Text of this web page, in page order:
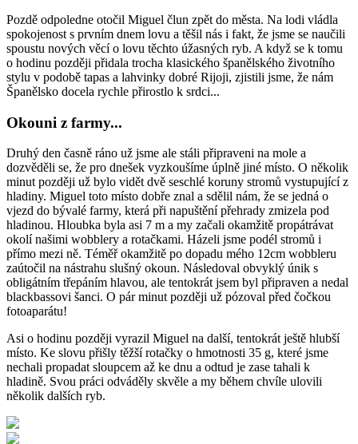
Pozdě odpoledne otočil Miguel člun zpět do města. Na lodi vládla
spokojenost s prvním dnem lovu a těšil nás i fakt, že jsme se naučili
spoustu nových věcí o lovu těchto úžasných ryb. A když se k tomu
o hodinu později přidala trocha klasického španělského životního
stylu v podobě tapas a lahvinky dobré Rijoji, zjistili jsme, že nám
Španělsko docela rychle přirostlo k srdci...
Okouni z farmy...
Druhý den časně ráno už jsme ale stáli připraveni na mole a
dozvěděli se, že pro dnešek vyzkoušíme úplně jiné místo. O několik
minut později už bylo vidět dvě seschlé koruny stromů vystupující z
hladiny. Miguel toto místo dobře znal a sdělil nám, že se jedná o
vjezd do bývalé farmy, která při napuštění přehrady zmizela pod
hladinou. Hloubka byla asi 7 m a my začali okamžitě propátrávat
okolí našimi wobblery a rotačkami. Házeli jsme podél stromů i
přímo mezi ně. Téměř okamžitě po dopadu mého 12cm wobbleru
zaútočil na nástrahu slušný okoun. Následoval obvyklý únik s
obligátním třepáním hlavou, ale tentokrát jsem byl připraven a nedal
blackbassovi šanci. O pár minut později už pózoval před čočkou
fotoaparátu!
Asi o hodinu později vyrazil Miguel na další, tentokrát ještě hlubší
místo. Ke slovu přišly těžší rotačky o hmotnosti 35 g, které jsme
nechali propadat sloupcem až ke dnu a odtud je zase tahali k
hladině. Svou práci odváděly skvěle a my během chvíle ulovili
několik dalších ryb.